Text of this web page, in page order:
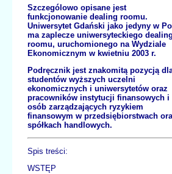
Szczególowo opisane jest
funkcjonowanie dealing roomu.
Uniwersytet Gdański jako jedyny w
ma zaplecze uniwersyteckiego
roomu, uruchomionego na Wydziale
Ekonomicznym w kwietniu 2003 r.
Podręcznik jest znakomitą pozycją
studentów wyższych uczelni
ekonomicznych i uniwersytetów oraz
pracowników instytucji finansowych i
osób zarządzających ryzykiem
finansowym w przedsiębiorstwach
spółkach handlowych.
Spis treści:
WSTĘP